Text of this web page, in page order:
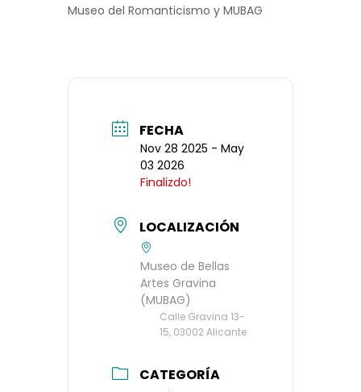
Museo del Romanticismo y MUBAG
FECHA
Nov 28 2025 - May
03 2026
Finalizdo!
LOCALIZACIÓN
Museo de Bellas
Artes Gravina
(MUBAG)
Calle Gravina 13-
15, 03002 Alicante
CATEGORÍA